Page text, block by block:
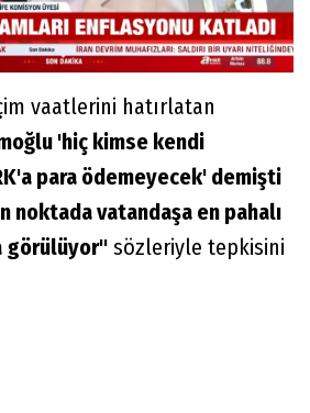
vaatlerini hatırlatan
'hiç kimse kendi
para ödemeyecek' demişti
noktada vatandaşa en pahalı
görülüyor" sözleriyle tepkisini